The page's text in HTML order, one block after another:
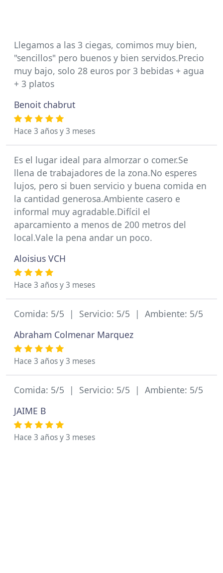
Llegamos a las 3 ciegas, comimos muy bien,
"sencillos" pero buenos y bien servidos.Precio
muy bajo, solo 28 euros por 3 bebidas + agua
+ 3 platos
Benoit chabrut
Hace 3 años y 3 meses
Es el lugar ideal para almorzar o comer.Se
llena de trabajadores de la zona.No esperes
lujos, pero si buen servicio y buena comida en
la cantidad generosa.Ambiente casero e
informal muy agradable.Difícil el
aparcamiento a menos de 200 metros del
local.Vale la pena andar un poco.
Aloisius VCH
Hace 3 años y 3 meses
Comida: 5/5 | Servicio: 5/5 | Ambiente: 5/5
Abraham Colmenar Marquez
Hace 3 años y 3 meses
Comida: 5/5 | Servicio: 5/5 | Ambiente: 5/5
JAIME B
Hace 3 años y 3 meses